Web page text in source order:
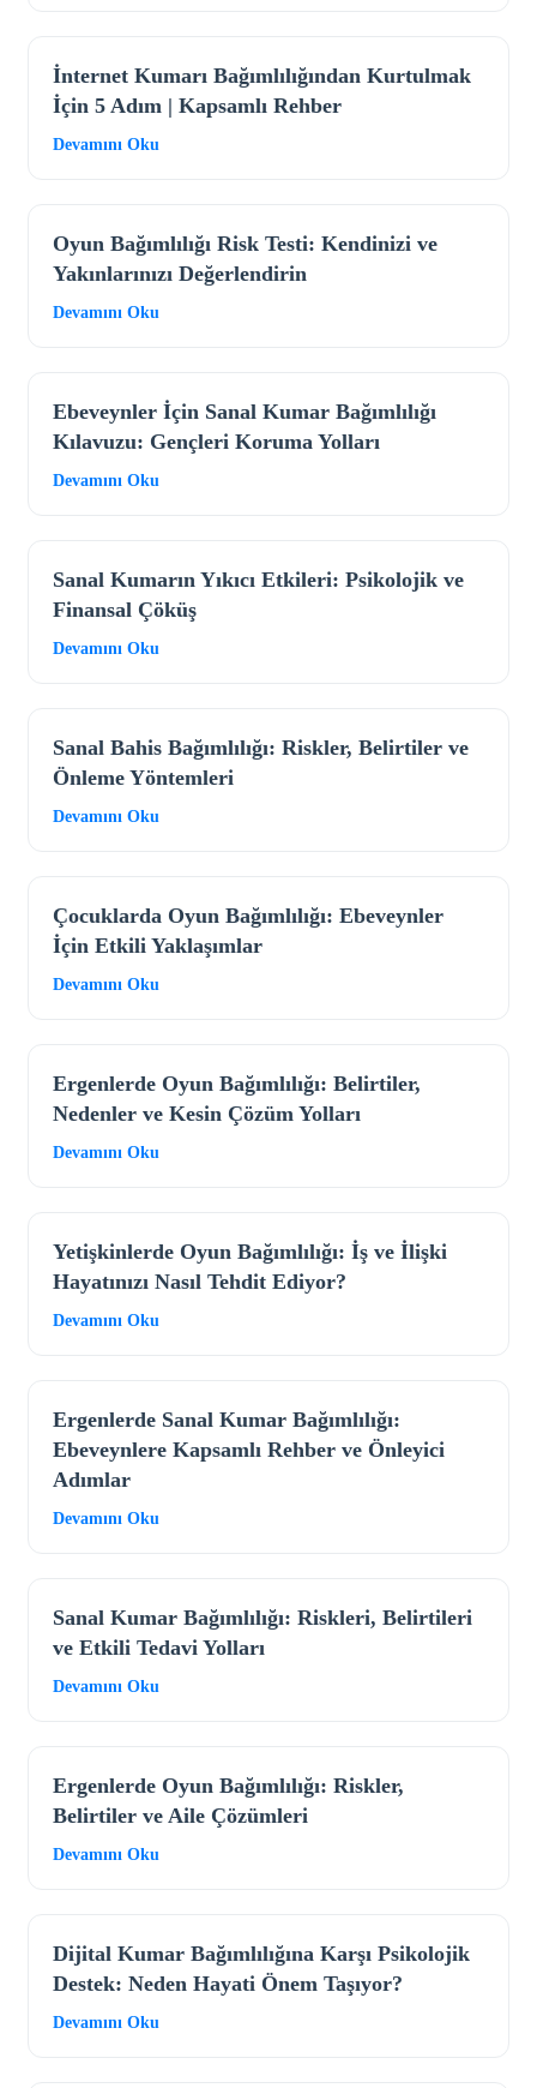
İnternet Kumarı Bağımlılığından Kurtulmak
İçin 5 Adım | Kapsamlı Rehber
Devamını Oku
Oyun Bağımlılığı Risk Testi: Kendinizi ve
Yakınlarınızı Değerlendirin
Devamını Oku
Ebeveynler İçin Sanal Kumar Bağımlılığı
Kılavuzu: Gençleri Koruma Yolları
Devamını Oku
Sanal Kumarın Yıkıcı Etkileri: Psikolojik ve
Finansal Çöküş
Devamını Oku
Sanal Bahis Bağımlılığı: Riskler, Belirtiler ve
Önleme Yöntemleri
Devamını Oku
Çocuklarda Oyun Bağımlılığı: Ebeveynler
İçin Etkili Yaklaşımlar
Devamını Oku
Ergenlerde Oyun Bağımlılığı: Belirtiler,
Nedenler ve Kesin Çözüm Yolları
Devamını Oku
Yetişkinlerde Oyun Bağımlılığı: İş ve İlişki
Hayatınızı Nasıl Tehdit Ediyor?
Devamını Oku
Ergenlerde Sanal Kumar Bağımlılığı:
Ebeveynlere Kapsamlı Rehber ve Önleyici
Adımlar
Devamını Oku
Sanal Kumar Bağımlılığı: Riskleri, Belirtileri
ve Etkili Tedavi Yolları
Devamını Oku
Ergenlerde Oyun Bağımlılığı: Riskler,
Belirtiler ve Aile Çözümleri
Devamını Oku
Dijital Kumar Bağımlılığına Karşı Psikolojik
Destek: Neden Hayati Önem Taşıyor?
Devamını Oku